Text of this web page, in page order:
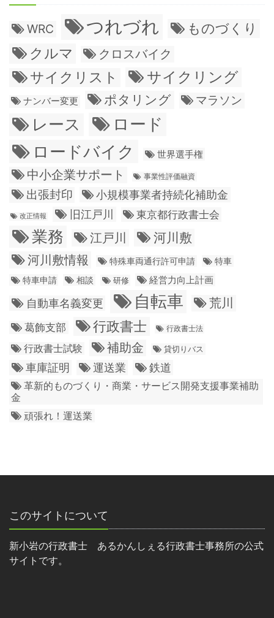
WRC つれづれ ものづくり
クルマ クロスバイク
サイクリスト サイクリング
ナンバー変更 ポタリング マラソン
レース
ロード
ロードバイク
世界選手権
中小企業サポート 事業性評価融資
出張封印 小規模事業者持続化補助金
改正情報 旧江戸川 東京都行政書士会
業務 江戸川
河川敷
河川敷情報
特殊車両通行許可申請
特車
特車申請
相談 研修 経営力向上計画
自動車名義変更 自転車 荒川
葛飾支部 行政書士 行政書士法
行政書士試験 補助金 貸切りバス
車庫証明 運送業 鉄道
革新的ものづくり・商業・サービス開発支援事業補助
金
頑張れ！運送業
このサイトについて
新小岩の行政書士 あるかんしぇる行政書士事務所の公式
サイトです。